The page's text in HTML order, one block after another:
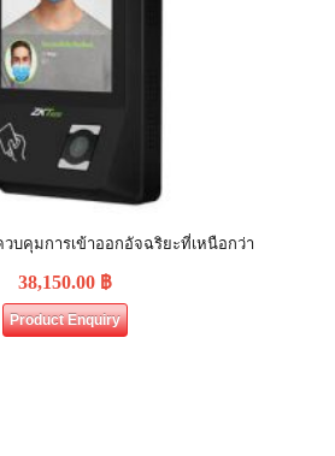
วบคุมการเข้าออกอัจฉริยะที่เหนือกว่า
38,150.00 ฿
Product Enquiry